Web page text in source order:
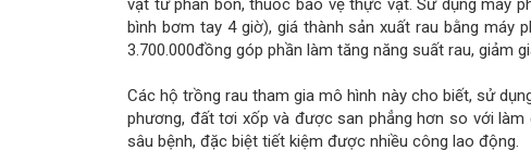
vật tư phân bón, thuốc bảo vệ thực vật. Sử dụng máy
bình bơm tay 4 giờ), giá thành sản xuất rau bằng máy
3.700.000đồng góp phần làm tăng năng suất rau, giảm
Các hộ trồng rau tham gia mô hình này cho biết, sử
phương, đất tơi xốp và được san phẳng hơn so với
sâu bệnh, đặc biệt tiết kiệm được nhiều công lao động.